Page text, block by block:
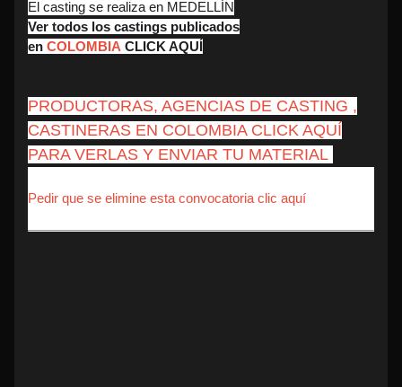
El casting se realiza en MEDELLÍN
Ver todos los castings publicados
en COLOMBIA CLICK AQUÍ
PRODUCTORAS, AGENCIAS DE CASTING ,
CASTINERAS EN COLOMBIA CLICK AQUÍ
PARA VERLAS Y ENVIAR TU MATERIAL
Pedir que se elimine esta convocatoria clic aquí